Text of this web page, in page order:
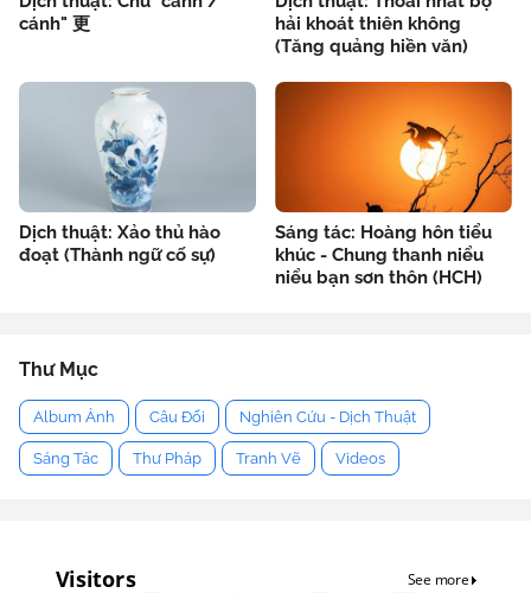
cánh" 更
hải khoát thiên không
(Tăng quảng hiền văn)
Dịch thuật: Xảo thủ hào
đoạt (Thành ngữ cố sự)
Sáng tác: Hoàng hôn tiểu
khúc - Chung thanh niểu
niểu bạn sơn thôn (HCH)
Thư Mục
Album Ảnh Câu Đối Nghiên Cứu - Dịch Thuật
Sáng Tác Thư Pháp Tranh Vẽ Videos